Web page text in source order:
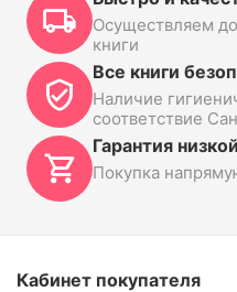
Осуществляем
книги
Все книги
Наличие
соответствие
Гарантия
Покупка
Кабинет покупателя